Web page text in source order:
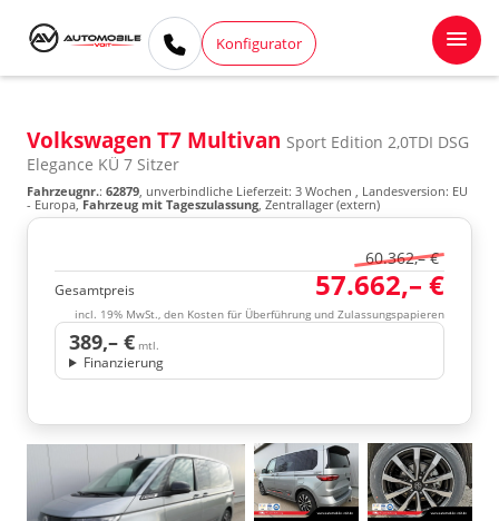
Konfigurator
Volkswagen T7 Multivan Sport Edition 2,0TDI DSG
Elegance KÜ 7 Sitzer
Fahrzeugnr.: 62879, unverbindliche Lieferzeit: 3 Wochen , Landesversion: EU
- Europa,Fahrzeug mit Tageszulassung, Zentrallager (extern)
60.362,– €
Gesamtpreis 57.662,– €
incl. 19% MwSt., den Kosten für Überführung und Zulassungspapieren
389,– € mtl.
Finanzierung